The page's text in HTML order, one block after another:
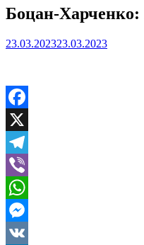
Боцан-Харченко:
23.03.202323.03.2023
Facebook
X
Telegram
Viber
WhatsApp
Messenger